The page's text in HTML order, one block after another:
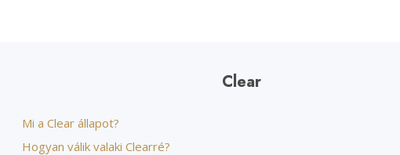
Clear
Mi a Clear állapot?
Hogyan válik valaki Clearré?